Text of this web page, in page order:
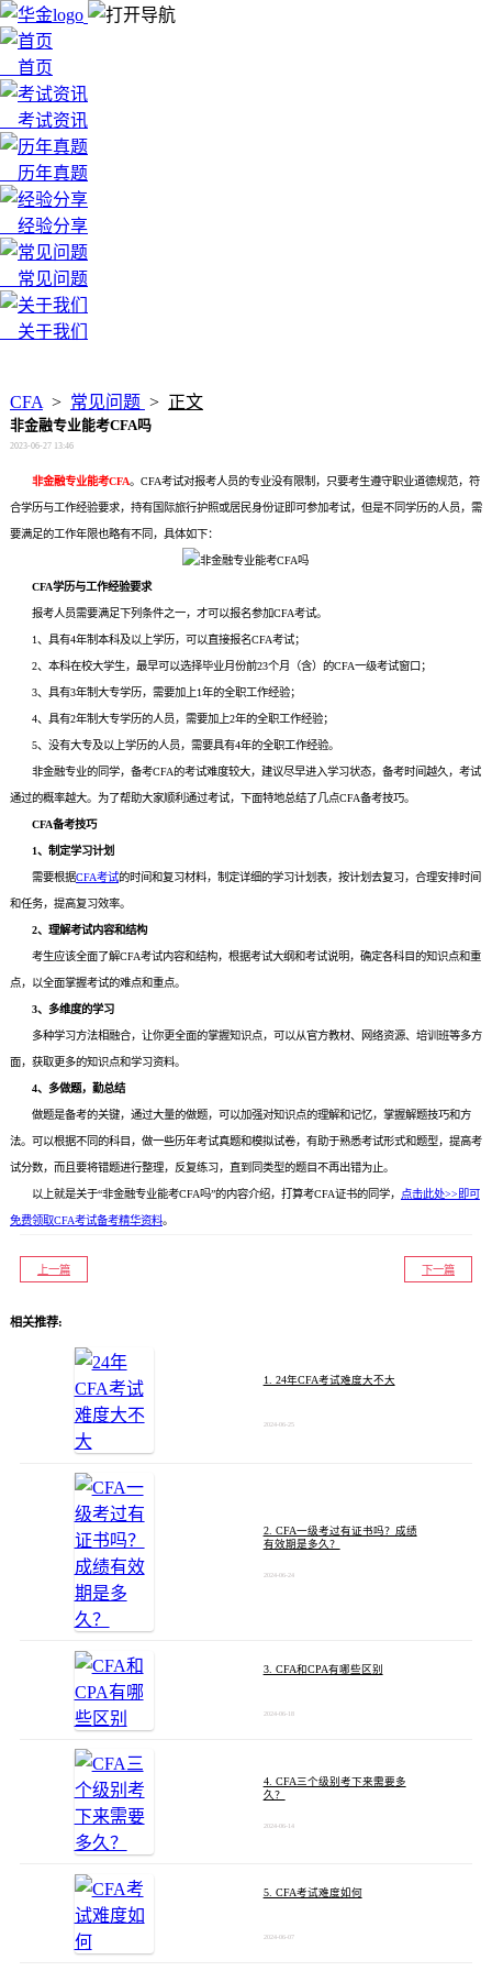
首页
考试资讯
历年真题
经验分享
常见问题
关于我们
CFA > 常见问题 > 正文
非金融专业能考CFA吗
2023-06-27 13:46
非金融专业能考CFA。CFA考试对报考人员的专业没有限制，只要考生遵守职业道德规范，符
合学历与工作经验要求，持有国际旅行护照或居民身份证即可参加考试，但是不同学历的人员，需
要满足的工作年限也略有不同，具体如下：
CFA学历与工作经验要求
报考人员需要满足下列条件之一，才可以报名参加CFA考试。
1、具有4年制本科及以上学历，可以直接报名CFA考试；
2、本科在校大学生，最早可以选择毕业月份前23个月（含）的CFA一级考试窗口；
3、具有3年制大专学历，需要加上1年的全职工作经验；
4、具有2年制大专学历的人员，需要加上2年的全职工作经验；
5、没有大专及以上学历的人员，需要具有4年的全职工作经验。
非金融专业的同学，备考CFA的考试难度较大，建议尽早进入学习状态，备考时间越久，考试
通过的概率越大。为了帮助大家顺利通过考试，下面特地总结了几点CFA备考技巧。
CFA备考技巧
1、制定学习计划
需要根据CFA考试的时间和复习材料，制定详细的学习计划表，按计划去复习，合理安排时间
和任务，提高复习效率。
2、理解考试内容和结构
考生应该全面了解CFA考试内容和结构，根据考试大纲和考试说明，确定各科目的知识点和重
点，以全面掌握考试的难点和重点。
3、多维度的学习
多种学习方法相融合，让你更全面的掌握知识点，可以从官方教材、网络资源、培训班等多方
面，获取更多的知识点和学习资料。
4、多做题，勤总结
做题是备考的关键，通过大量的做题，可以加强对知识点的理解和记忆，掌握解题技巧和方
法。可以根据不同的科目，做一些历年考试真题和模拟试卷，有助于熟悉考试形式和题型，提高考
试分数，而且要将错题进行整理，反复练习，直到同类型的题目不再出错为止。
以上就是关于“非金融专业能考CFA吗”的内容介绍，打算考CFA证书的同学， 点击此处>>即可
免费领取CFA考试备考精华资料。
上一篇 下一篇
相关推荐:
1. 24年CFA考试难度大不大
2024-06-25
2. CFA一级考过有证书吗？成绩
有效期是多久？
2024-06-24
3. CFA和CPA有哪些区别
2024-06-18
4. CFA三个级别考下来需要多
久？
2024-06-14
5. CFA考试难度如何
2024-06-07